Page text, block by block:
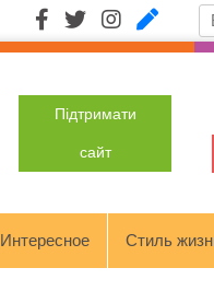
Підтримати
сайт
Интересное Стиль